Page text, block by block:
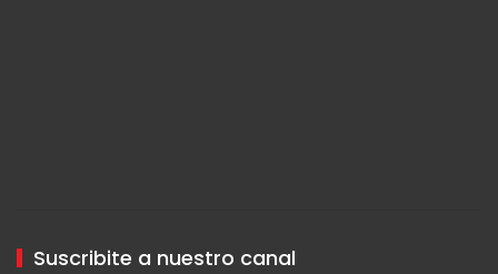
Suscribite a nuestro canal